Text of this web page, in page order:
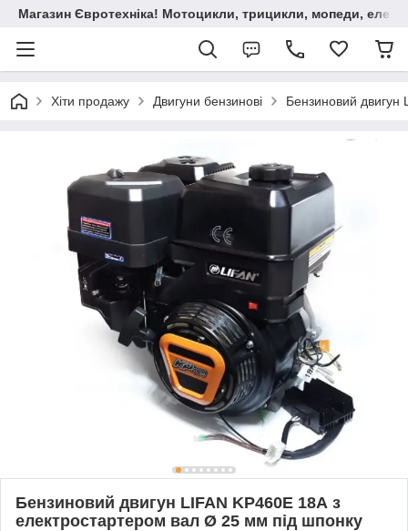
Магазин Євротехніка! Мотоцикли, трицикли, мопеди,
Хіти продажу Двигуни бензинові Бензиновий
Бензиновий двигун LIFAN KP460E 18А з
електростартером вал Ø 25 мм під шпонку